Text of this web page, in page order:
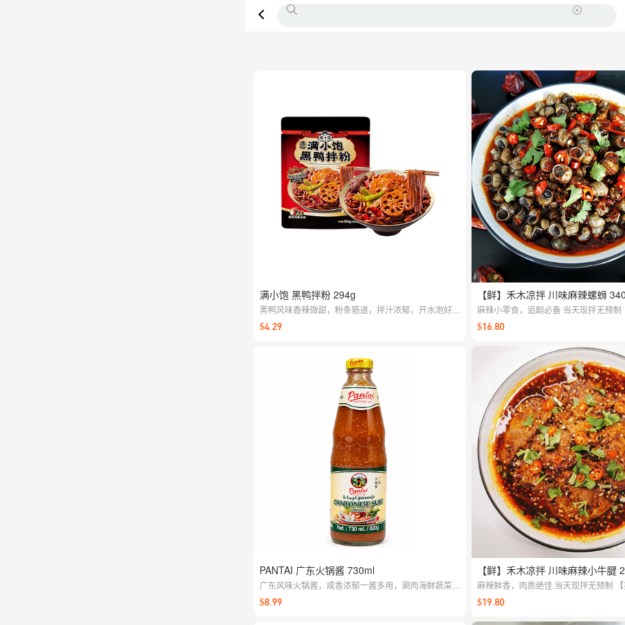
满小饱 黑鸭拌粉 294g
黑鸭风味香辣微甜，粉条筋道，拌汁浓郁，开水泡好拌
一拌就能开吃，懒人也能轻松享受正点口味。
$4.29
PANTAI 广东火锅酱 730ml
广东风味火锅酱，咸香浓郁一酱多用，涮肉海鲜蔬菜都
适配，做蘸料或拌菜调味都很出彩。
$8.99
【鲜】禾木凉拌 川味麻辣螺蛳
麻辣小零食，追剧必备 当天现拌无预制
$16.80
【鲜】禾木凉拌 川味麻辣小牛腱
麻辣鲜香，肉质绝佳 当天现拌无预制
22:00截单，周一至周日配送】
$19.80